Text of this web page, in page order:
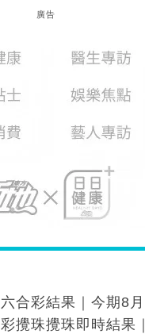
廣告
六合彩結果｜今期8
彩攪珠攪珠即時結果